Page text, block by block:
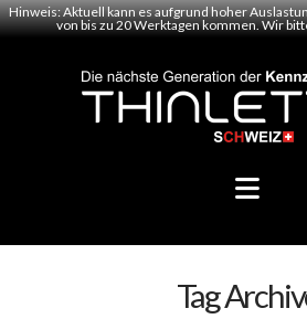
Hinweis: Aktuell kann es aufgrund hoher
von bis zu 20 Werktagen kommen. Wir
Tag